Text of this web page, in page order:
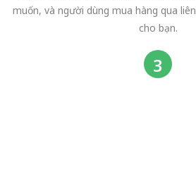
muốn, và người dùng mua hàng qua
cho bạn.